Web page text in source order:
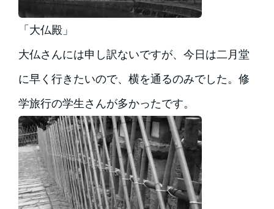
「大仏殿」
大仏さんには申し訳ないですが、今日は二月堂
に早く行きたいので、横を通るのみでした。修
学旅行の学生さんが多かったです。